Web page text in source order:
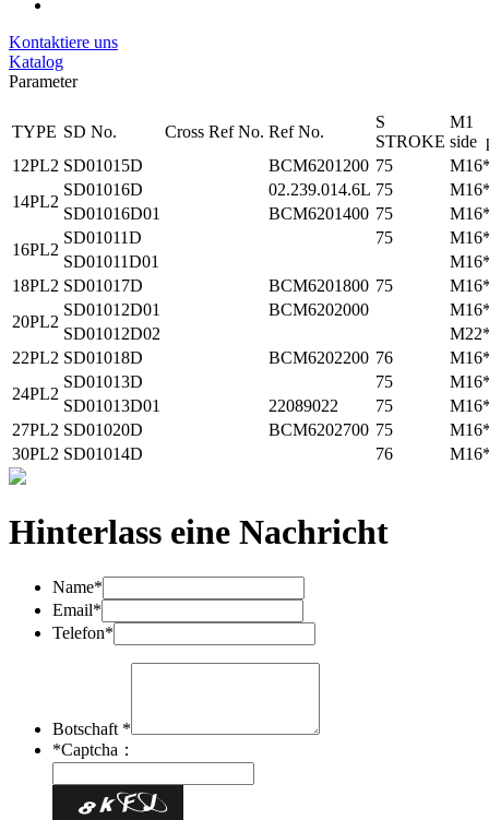
Kontaktiere uns
Katalog
Parameter
TYPE SD No. Cross Ref No. Ref No.
S
STROKE
M1
side
12PL2 SD01015D BCM6201200 75
14PL2
SD01016D 02.239.014.6L 75
SD01016D01
BCM6201400 75
16PL2
SD01011D 75
SD01011D01
18PL2 SD01017D BCM6201800 75
20PL2
SD01012D01 BCM6202000
SD01012D02
22PL2 SD01018D BCM6202200 76
24PL2
SD01013D 75
SD01013D01
22089022 75
27PL2 SD01020D BCM6202700 75
30PL2 SD01014D 76
Hinterlass eine Nachricht
Name*
Email*
Telefon*
Botschaft *
*Captcha：